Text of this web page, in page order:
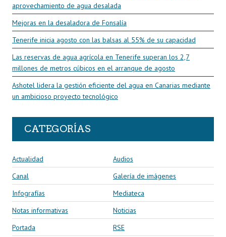
aprovechamiento de agua desalada
Mejoras en la desaladora de Fonsalía
Tenerife inicia agosto con las balsas al 55% de su capacidad
Las reservas de agua agrícola en Tenerife superan los 2,7
millones de metros cúbicos en el arranque de agosto
Ashotel lidera la gestión eficiente del agua en Canarias mediante
un ambicioso proyecto tecnológico
CATEGORÍAS
Actualidad
Audios
Canal
Galería de imágenes
Infografías
Mediateca
Notas informativas
Noticias
Portada
RSE